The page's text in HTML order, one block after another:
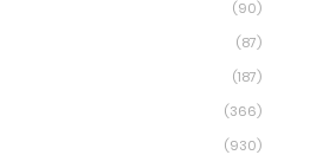
(90)
(87)
(187)
(366)
(930)